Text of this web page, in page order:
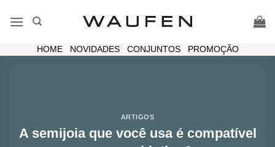
HOME| NOVIDADES| CONJUNTOS| PROMOÇÃO
ARTIGOS
A semijoia que você usa é compatível